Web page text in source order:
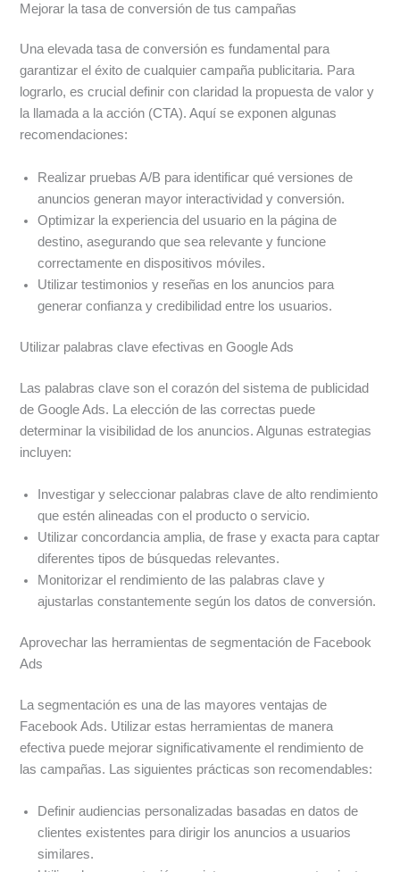
Mejorar la tasa de conversión de tus campañas
Una elevada tasa de conversión es fundamental para
garantizar el éxito de cualquier campaña publicitaria. Para
lograrlo, es crucial definir con claridad la propuesta de valor y
la llamada a la acción (CTA). Aquí se exponen algunas
recomendaciones:
Realizar pruebas A/B para identificar qué versiones de
anuncios generan mayor interactividad y conversión.
Optimizar la experiencia del usuario en la página de
destino, asegurando que sea relevante y funcione
correctamente en dispositivos móviles.
Utilizar testimonios y reseñas en los anuncios para
generar confianza y credibilidad entre los usuarios.
Utilizar palabras clave efectivas en Google Ads
Las palabras clave son el corazón del sistema de publicidad
de Google Ads. La elección de las correctas puede
determinar la visibilidad de los anuncios. Algunas estrategias
incluyen:
Investigar y seleccionar palabras clave de alto rendimiento
que estén alineadas con el producto o servicio.
Utilizar concordancia amplia, de frase y exacta para captar
diferentes tipos de búsquedas relevantes.
Monitorizar el rendimiento de las palabras clave y
ajustarlas constantemente según los datos de conversión.
Aprovechar las herramientas de segmentación de Facebook
Ads
La segmentación es una de las mayores ventajas de
Facebook Ads. Utilizar estas herramientas de manera
efectiva puede mejorar significativamente el rendimiento de
las campañas. Las siguientes prácticas son recomendables:
Definir audiencias personalizadas basadas en datos de
clientes existentes para dirigir los anuncios a usuarios
similares.